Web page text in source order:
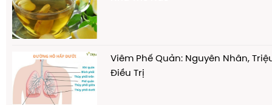
Viêm Phế Quản: Nguyên Nhân,
Điều Trị